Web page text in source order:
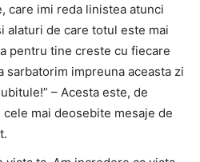
care imi reda linistea atunci
alaturi de care totul este mai
pentru tine creste cu fiecare
sarbatorim impreuna aceasta zi
– Acesta este, de
mai deosebite mesaje de